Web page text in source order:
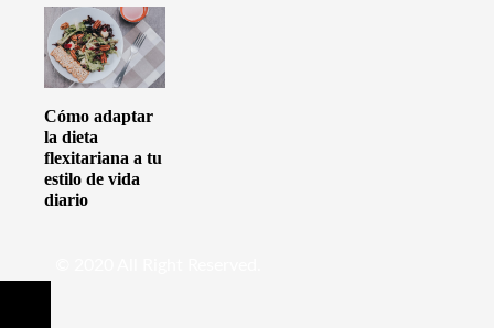
Cómo adaptar
la dieta
flexitariana a tu
estilo de vida
diario